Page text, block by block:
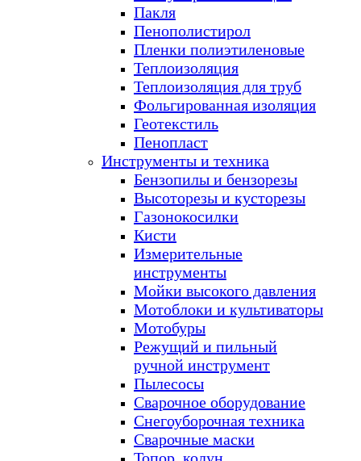
Пакля
Пенополистирол
Пленки полиэтиленовые
Теплоизоляция
Теплоизоляция для труб
Фольгированная изоляция
Геотекстиль
Пенопласт
Инструменты и техника
Бензопилы и бензорезы
Высоторезы и кусторезы
Газонокосилки
Кисти
Измерительные
инструменты
Мойки высокого давления
Мотоблоки и культиваторы
Мотобуры
Режущий и пильный
ручной инструмент
Пылесосы
Сварочное оборудование
Снегоуборочная техника
Сварочные маски